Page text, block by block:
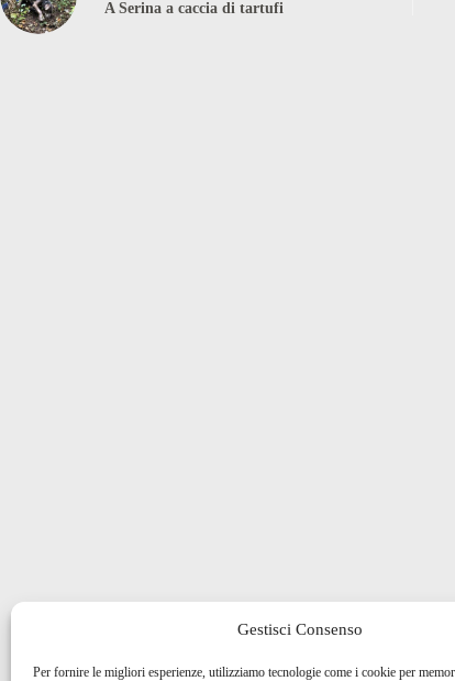
Gestisci Consenso
Per fornire le migliori esperienze, utilizziamo tecnologie come i cookie per
A Serina a caccia di tartufi